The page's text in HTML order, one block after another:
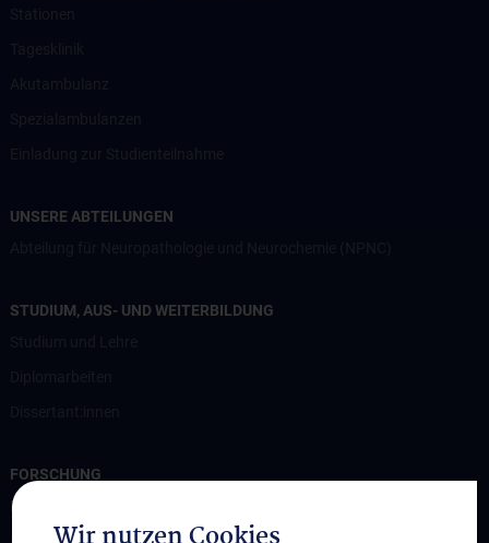
UNSERE ABTEILUNGEN
STUDIUM, AUS- UND WEITERBILDUNG
FORSCHUNG
Professur für Experimentelle Hirnstimulation / TPS